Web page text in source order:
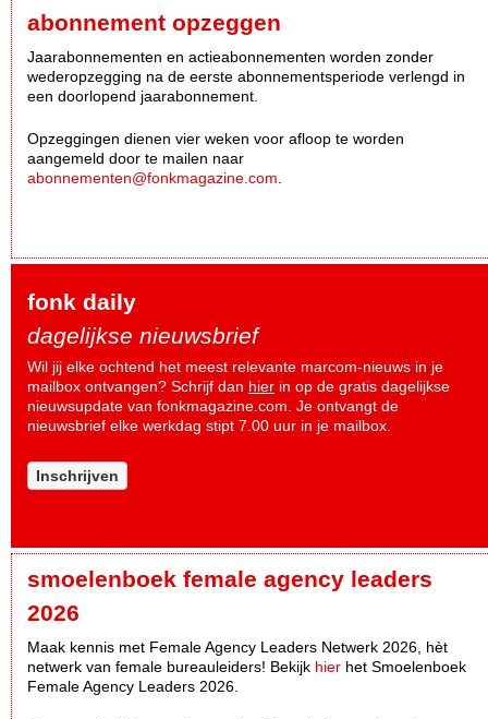
abonnement opzeggen
Jaarabonnementen en actieabonnementen worden zonder
wederopzegging na de eerste abonnementsperiode verlengd in
een doorlopend jaarabonnement.
Opzeggingen dienen vier weken voor afloop te worden
aangemeld door te mailen naar
abonnementen@fonkmagazine.com
fonk daily
dagelijkse nieuwsbrief
Wil jij elke ochtend het meest relevante marcom-nieuws in je
mailbox ontvangen? Schrijf dan hier in op de gratis dagelijkse
nieuwsupdate van fonkmagazine.com. Je ontvangt de
nieuwsbrief elke werkdag stipt 7.00 uur in je mailbox.
Inschrijven
smoelenboek female agency leaders
2026
Maak kennis met Female Agency Leaders Netwerk 2026, hèt
netwerk van female bureauleiders! Bekijk hier het Smoelenboek
Female Agency Leaders 2026.